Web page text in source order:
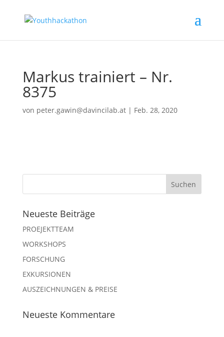
Markus trainiert – Nr.
8375
von peter.gawin@davincilab.at| Feb. 28, 2020
Neueste Beiträge
PROEJEKTTEAM
WORKSHOPS
FORSCHUNG
EXKURSIONEN
AUSZEICHNUNGEN & PREISE
Neueste Kommentare